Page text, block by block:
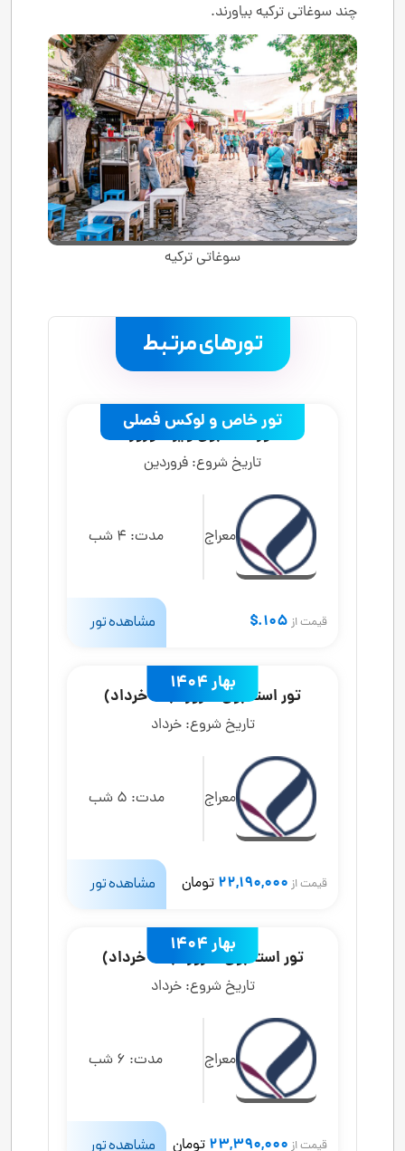
چند سوغاتی ترکیه بیاورند.
سوغاتی ترکیه
تورهای مرتبط
تور خاص و لوکس فصلی
تور استانبول ویژه نوروز
تاریخ شروع: فروردین
معراج مدت: 4 شب
قیمت از 105.$ مشاهده تور
بهار 1404
تور استانبول 6 روزه (20 خرداد)
تاریخ شروع: خرداد
معراج مدت: 5 شب
قیمت از 22,190,000 تومان مشاهده تور
بهار 1404
تور استانبول 7 روزه (30 خرداد)
تاریخ شروع: خرداد
معراج مدت: 6 شب
قیمت از 23,390,000 تومان مشاهده تور